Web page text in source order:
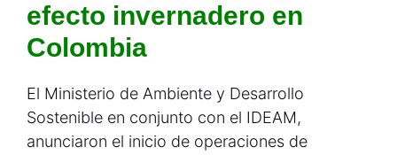
efecto invernadero en
Colombia
El Ministerio de Ambiente y Desarrollo
Sostenible en conjunto con el IDEAM,
anunciaron el inicio de operaciones de